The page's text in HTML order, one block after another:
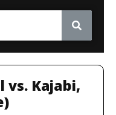
vs. Kajabi,